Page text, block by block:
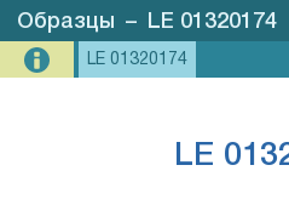
Образцы – LE 01320174
LE 01320174
LE